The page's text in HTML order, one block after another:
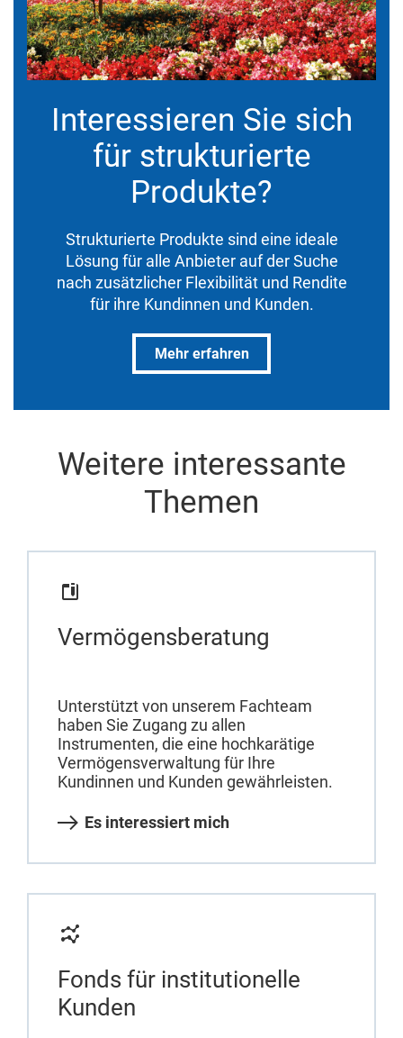
Interessieren Sie sich
für strukturierte
Produkte?
Strukturierte Produkte sind eine ideale
Lösung für alle Anbieter auf der Suche
nach zusätzlicher Flexibilität und Rendite
für ihre Kundinnen und Kunden.
Mehr erfahren
Weitere interessante
Themen
Vermögensberatung
Unterstützt von unserem Fachteam
haben Sie Zugang zu allen
Instrumenten, die eine hochkarätige
Vermögensverwaltung für Ihre
Kundinnen und Kunden gewährleisten.
Es interessiert mich
Fonds für institutionelle
Kunden